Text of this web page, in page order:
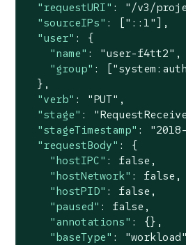
"requestURI" :
"/v3/
"sourceIPs" : ["::1" ],
"user" : {
"name" : "user-f4tt2" ,
"group" : [
  },
"verb" : "PUT" ,
"stage" :
"stageTimestamp" :
"requestBody" : {
"hostIPC" : false,
"hostNetwork" : false,
"hostPID" : false,
"paused" : false,
"annotations" : {},
"baseType" : "workload"